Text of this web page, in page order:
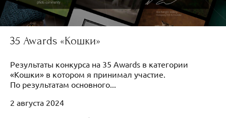
35 Awards «Кошки»
Результаты конкурса на 35 Awards в категории
«Кошки» в котором я принимал участие.
По результатам основного...
2 августа 2024